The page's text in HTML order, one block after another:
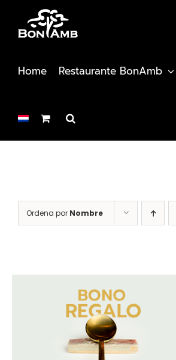
contenido
Home Restaurante BonAmb
Ordena por Nombre